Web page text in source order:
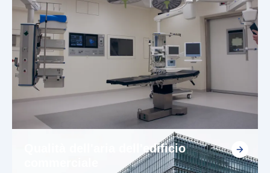
Qualità dell'aria dell'edificio